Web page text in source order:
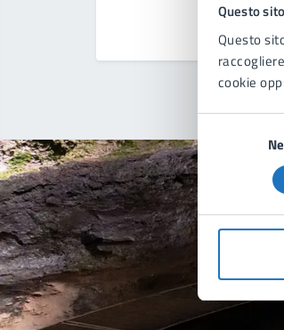
Questo
Questo
cookie
del
consenso